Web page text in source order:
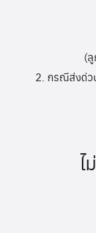
(
2. กรณีส่งด่ว
ไ